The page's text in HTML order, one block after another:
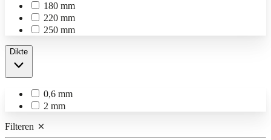
180 mm
220 mm
250 mm
Dikte
0,6 mm
2 mm
Filteren